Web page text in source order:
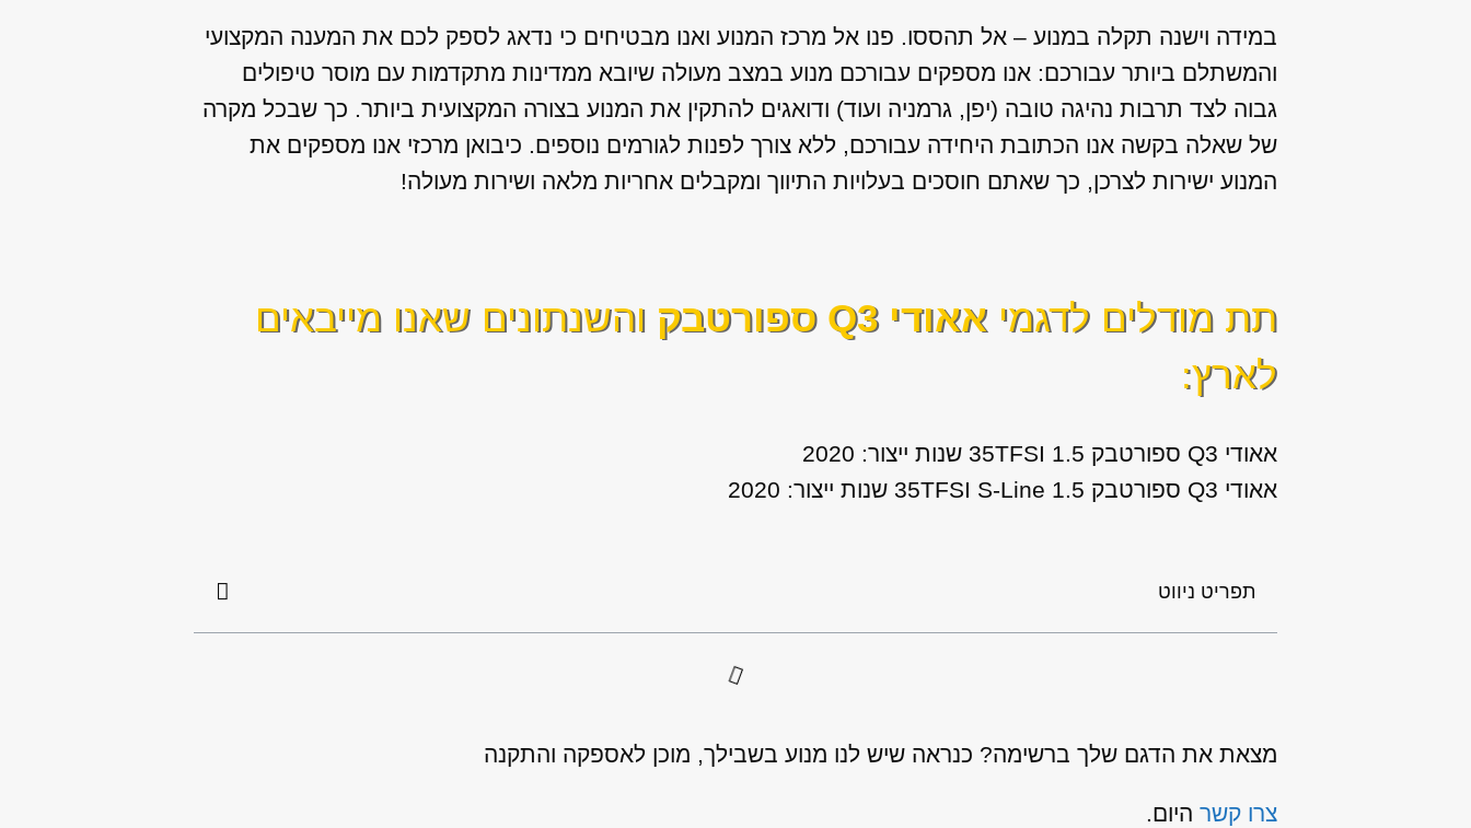
במידה וישנה תקלה במנוע – אל תהססו. פנו אל מרכז המנוע ואנו מבטיחים כי נדאג לספק לכם את המענה המקצועי
והמשתלם ביותר עבורכם: אנו מספקים עבורכם מנוע במצב מעולה שיובא ממדינות מתקדמות עם מוסר טיפולים
גבוה לצד תרבות נהיגה טובה (יפן, גרמניה ועוד) ודואגים להתקין את המנוע בצורה המקצועית ביותר. כך שבכל מקרה
של שאלה בקשה אנו הכתובת היחידה עבורכם, ללא צורך לפנות לגורמים נוספים. כיבואן מרכזי אנו מספקים את
המנוע ישירות לצרכן, כך שאתם חוסכים בעלויות התיווך ומקבלים אחריות מלאה ושירות מעולה!
תת מודלים לדגמיאאודי Q3 ספורטבק
והשנתונים שאנו מייבאים
לארץ:
אאודי Q3 ספורטבק 1.5 35TFSI שנות ייצור: 2020
אאודי Q3 ספורטבק 1.5 35TFSI S-Line שנות ייצור: 2020
תפריט ניווט
מצאת את הדגם שלך ברשימה? כנראה שיש לנו מנוע בשבילך, מוכן לאספקה והתקנה
צרו קשר היום.